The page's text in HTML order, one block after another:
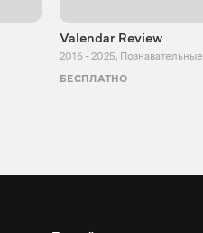
Valendar Review
2016 - 2025, Познавательные
БЕСПЛАТНО